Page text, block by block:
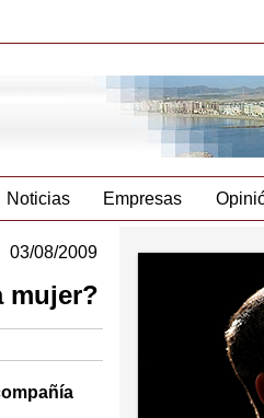
Noticias Empresas
03/08/2009
mujer?